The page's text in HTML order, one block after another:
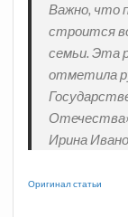
Важно, что
строится
семьи. Эта
отметила
Ирина
Оригинал статьи